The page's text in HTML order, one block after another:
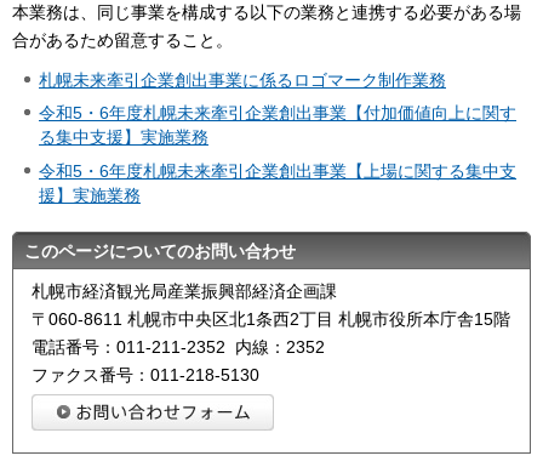
本業務は、同じ事業を構成する以下の業務と連携する必要がある場
合があるため留意すること。
札幌未来牽引企業創出事業に係るロゴマーク制作業務
令和5・6年度札幌未来牽引企業創出事業【付加価値向上に関す
る集中支援】実施業務
令和5・6年度札幌未来牽引企業創出事業【上場に関する集中支
援】実施業務
このページについてのお問い合わせ
札幌市経済観光局産業振興部経済企画課
〒060-8611 札幌市中央区北1条西2丁目 札幌市役所本庁舎15階
電話番号：011-211-2352 内線：2352
ファクス番号：011-218-5130